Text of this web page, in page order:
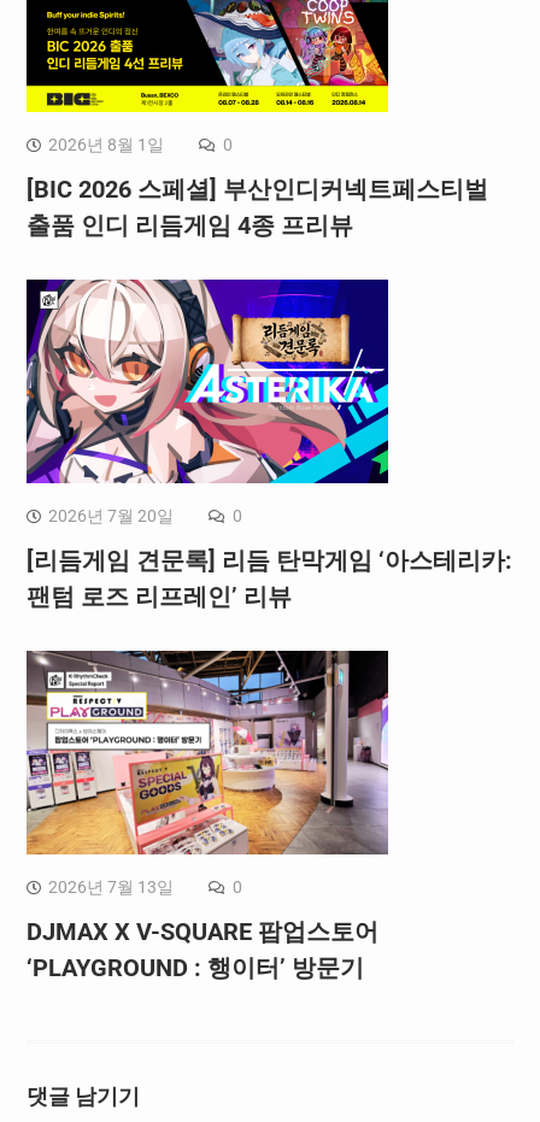
2026년 8월 1일 0
[BIC 2026 스페셜] 부산인디커넥트페스티벌
출품 인디 리듬게임 4종 프리뷰
2026년 7월 20일 0
[리듬게임 견문록] 리듬 탄막게임 ‘아스테리카:
팬텀 로즈 리프레인’ 리뷰
2026년 7월 13일 0
DJMAX X V-SQUARE 팝업스토어
‘PLAYGROUND : 행이터’ 방문기
댓글 남기기